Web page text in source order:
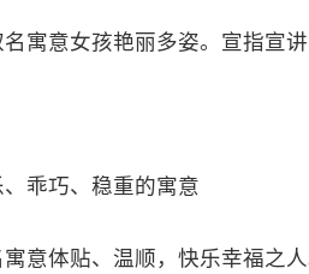
寓意女孩艳丽多姿。宣指宣讲
乖巧、稳重的寓意
意体贴、温顺，快乐幸福之人